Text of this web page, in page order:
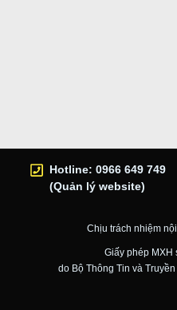
Hotline: 0966 649 749
(Quản lý website)
Chịu trách nhiệm
Giấy phép MXH
do Bộ Thông Tin và